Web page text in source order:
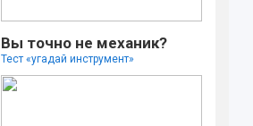
Вы точно не механик?
Тест «угадай инструмент»